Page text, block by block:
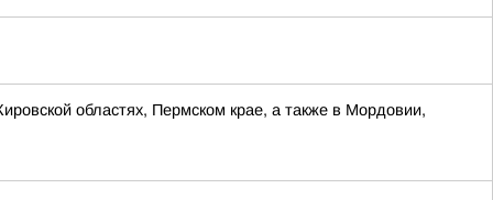
областях, Пермском крае, а также в Мордовии,